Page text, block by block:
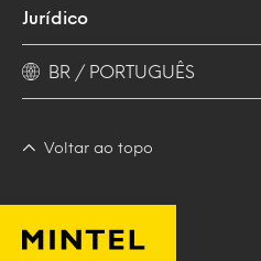
Jurídico
BR / PORTUGUÊS
Voltar ao topo